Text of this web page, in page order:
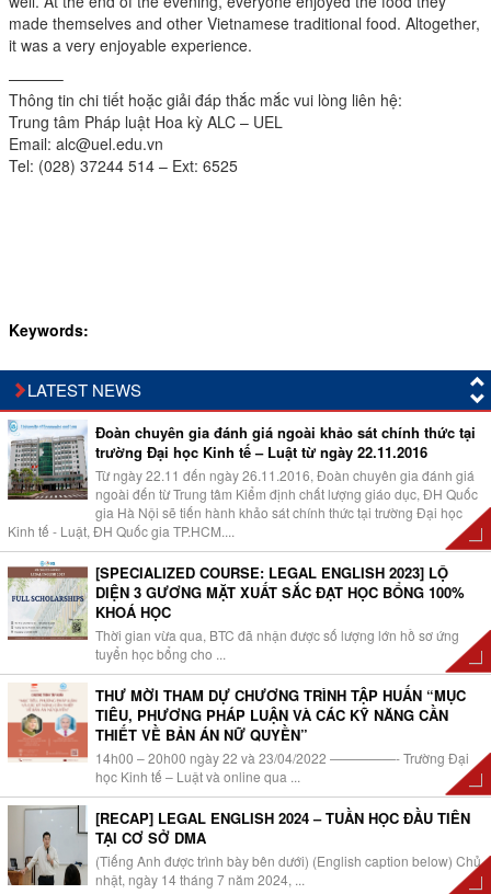
made themselves and other Vietnamese traditional food. Altogether,
it was a very enjoyable experience.
———–
Thông tin chi tiết hoặc giải đáp thắc mắc vui lòng liên hệ:
Trung tâm Pháp luật Hoa kỳ ALC – UEL
Email: alc@uel.edu.vn
Tel: (028) 37244 514 – Ext: 6525
Keywords:
LATEST NEWS
Đoàn chuyên gia đánh giá ngoài khảo sát chính thức tại
trường Đại học Kinh tế – Luật từ ngày 22.11.2016
Từ ngày 22.11 đến ngày 26.11.2016, Đoàn chuyên gia đánh giá
ngoài đến từ Trung tâm Kiểm định chất lượng giáo dục, ĐH Quốc
gia Hà Nội sẽ tiến hành khảo sát chính thức tại trường Đại học
Kinh tế - Luật, ĐH Quốc gia TP.HCM....
[SPECIALIZED COURSE: LEGAL ENGLISH 2023] LỘ
DIỆN 3 GƯƠNG MẶT XUẤT SẮC ĐẠT HỌC BỔNG 100%
KHOÁ HỌC
Thời gian vừa qua, BTC đã nhận được số lượng lớn hồ sơ ứng
tuyển học bổng cho ...
THƯ MỜI THAM DỰ CHƯƠNG TRÌNH TẬP HUẤN “MỤC
TIÊU, PHƯƠNG PHÁP LUẬN VÀ CÁC KỸ NĂNG CẦN
THIẾT VỀ BẢN ÁN NỮ QUYỀN”
14h00 – 20h00 ngày 22 và 23/04/2022 —————- Trường Đại
học Kinh tế – Luật và online qua ...
[RECAP] LEGAL ENGLISH 2024 – TUẦN HỌC ĐẦU TIÊN
TẠI CƠ SỞ DMA
(Tiếng Anh được trình bày bên dưới) (English caption below) Chủ
nhật, ngày 14 tháng 7 năm 2024, ...